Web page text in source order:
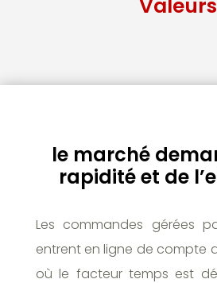
Valeurs
le marché
rapidité et de
Les commandes gérées
entrent en ligne de compte
où le facteur temps est